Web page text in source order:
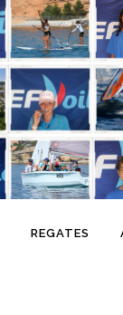
REGATES